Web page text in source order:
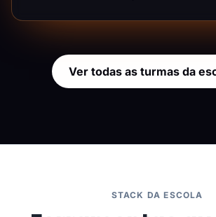
Ver todas as turmas da
STACK DA ESCOLA